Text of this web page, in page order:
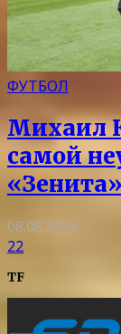
ФУТБОЛ
Михаил
самой
«Зенита»
08.08.2026
22
TF